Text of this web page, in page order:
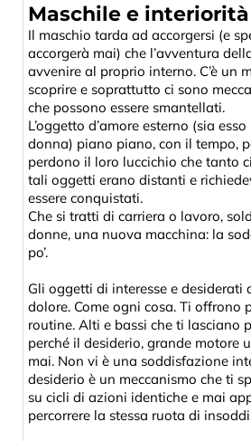
Maschile e interiorità
Il maschio tarda ad accorgersi (e
accorgerà mai) che l’avventura
avvenire al proprio interno. C’è un
scoprire e soprattutto ci sono
che possono essere smantellati.
L’oggetto d’amore esterno (sia
donna) piano piano, con il tempo,
perdono il loro luccichio che tanto
tali oggetti erano distanti e
essere conquistati.
Che si tratti di carriera o lavoro,
donne, una nuova macchina: la
po’.
Gli oggetti di interesse e desiderati
dolore. Come ogni cosa. Ti offrono
routine. Alti e bassi che ti lasciano
perché il desiderio, grande motore
mai. Non vi è una soddisfazione
desiderio è un meccanismo che ti
su cicli di azioni identiche e mai
percorrere la stessa ruota di